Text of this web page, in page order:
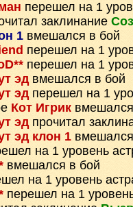
перешел на 1
заклинание
1 вмешался в бой
перешел на 1
перешел на 1
эдвмешался в бой
эд перешел на 1
Кот Игрик
эдпрочитал
эд клон 1
на 1 уровень
вмешался в бой
на 1 уровень
перешел на 1